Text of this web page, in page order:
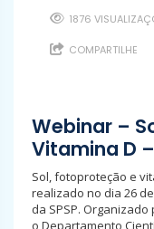
1876
COMPARTILHE
Webinar –
Vitamina D
Sol, fotoproteção e
realizado no dia 26
da SPSP.
o Departamento